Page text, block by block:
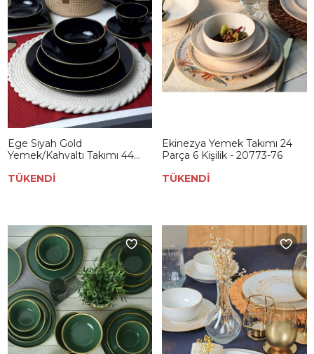
Ege Siyah Gold
Yemek/Kahvaltı Takımı 44
TÜKENDİ
Ekinezya Yemek Takımı 24
Parça 6 Kişilik - 20773-76
TÜKENDİ